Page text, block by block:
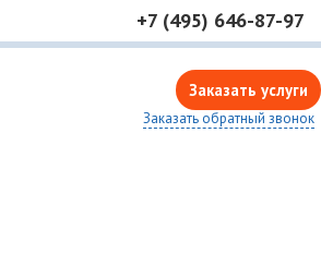
+7 (495) 646-87-97
Заказать услуги
Заказать обратный звонок